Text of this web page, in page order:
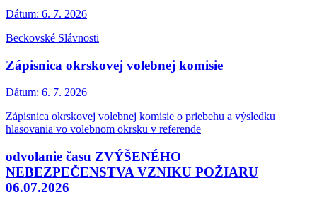
Dátum: 6. 7. 2026
Beckovské Slávnosti
Zápisnica okrskovej volebnej komisie
Dátum: 6. 7. 2026
Zápisnica okrskovej volebnej komisie o priebehu a výsledku
hlasovania vo volebnom okrsku v referende
odvolanie času ZVÝŠENÉHO
NEBEZPEČENSTVA VZNIKU POŽIARU
06.07.2026